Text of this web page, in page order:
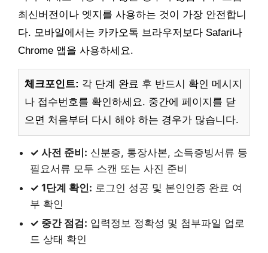
최신버전이나 엣지를 사용하는 것이 가장 안전합니
다. 모바일에서는 카카오톡 브라우저보다 Safari나
Chrome 앱을 사용하세요.
체크포인트: 각 단계 완료 후 반드시 확인 메시지
나 접수번호를 확인하세요. 중간에 페이지를 닫
으면 처음부터 다시 해야 하는 경우가 많습니다.
✓ 사전 준비: 신분증, 통장사본, 소득증빙서류 등
필요서류 모두 스캔 또는 사진 준비
✓ 1단계 확인: 로그인 성공 및 본인인증 완료 여
부 확인
✓ 중간 점검: 입력정보 정확성 및 첨부파일 업로
드 상태 확인